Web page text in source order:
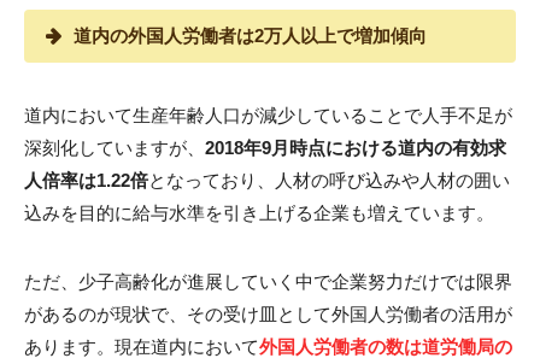
道内の外国人労働者は2万人以上で増加傾向
道内において生産年齢人口が減少していることで人手不足が
深刻化していますが、 2018年9月時点における道内の有効求
人倍率は1.22倍となっており、人材の呼び込みや人材の囲い
込みを目的に給与水準を引き上げる企業も増えています。
ただ、少子高齢化が進展していく中で企業努力だけでは限界
があるのが現状で、その受け皿として外国人労働者の活用が
あります。現在道内において外国人労働者の数は道労働局の